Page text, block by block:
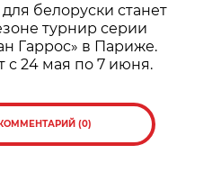
белоруски станет
турнир серии
Гаррос» в Париже.
с 24 мая по 7 июня.
(0)